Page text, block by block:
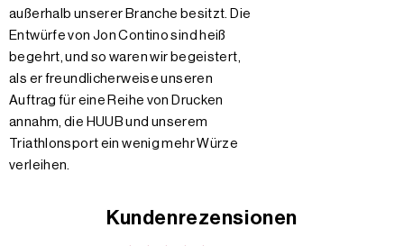
außerhalb unserer Branche besitzt. Die
Entwürfe von Jon Contino sind heiß
begehrt, und so waren wir begeistert,
als er freundlicherweise unseren
Auftrag für eine Reihe von Drucken
annahm, die HUUB und unserem
Triathlonsport ein wenig mehr Würze
verleihen.
Kundenrezensionen